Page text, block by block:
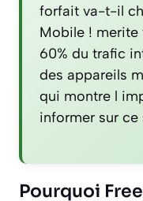
forfait va-t-il
Mobile ! merite
60% du trafic
des appareils
qui montre l
informer sur ce
Pourquoi